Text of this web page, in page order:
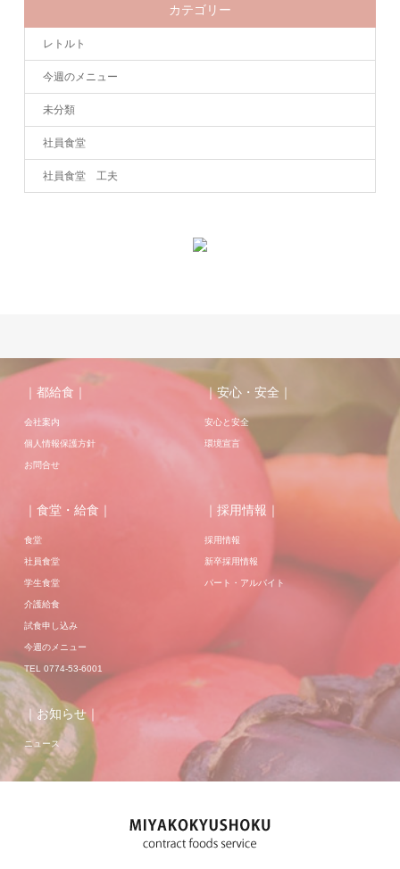
カテゴリー
レトルト
今週のメニュー
未分類
社員食堂
社員食堂 工夫
｜都給食｜
会社案内
個人情報保護方針
お問合せ
｜安心・安全｜
安心と安全
環境宣言
｜食堂・給食｜
食堂
社員食堂
学生食堂
介護給食
試食申し込み
今週のメニュー
TEL 0774-53-6001
｜採用情報｜
採用情報
新卒採用情報
パート・アルバイト
｜お知らせ｜
ニュース